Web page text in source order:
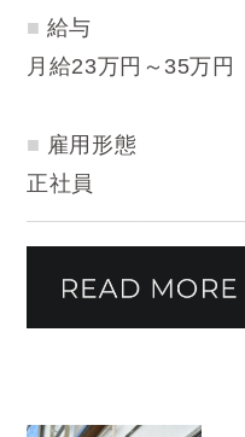
給与
月給23万円～35万円
雇用形態
正社員